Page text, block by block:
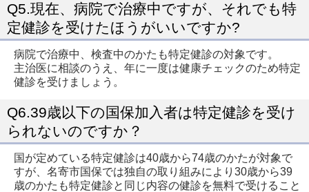
Q5.現在、病院で治療中ですが、それでも特
定健診を受けたほうがいいですか?
病院で治療中、検査中のかたも特定健診の対象です。
主治医に相談のうえ、年に一度は健康チェックのため特定
健診を受けましょう。
Q6.39歳以下の国保加入者は特定健診を受け
られないのですか？
国が定めている特定健診は40歳から74歳のかたが対象で
すが、名寄市国保では独自の取り組みにより30歳から39
歳のかたも特定健診と同じ内容の健診を無料で受けること